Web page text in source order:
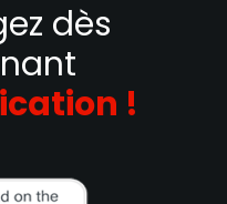
dès
!